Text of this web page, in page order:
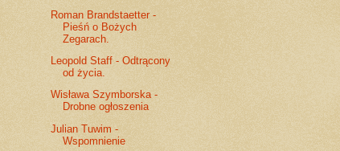
Roman Brandstaetter -
Pieśń o Bożych
Zegarach.
Leopold Staff - Odtrącony
od życia.
Wisława Szymborska -
Drobne ogłoszenia
Julian Tuwim -
Wspomnienie